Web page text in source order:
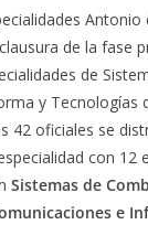
de la fase
de
y Tecnologías
42 oficiales se
con 12
Sistemas de
e